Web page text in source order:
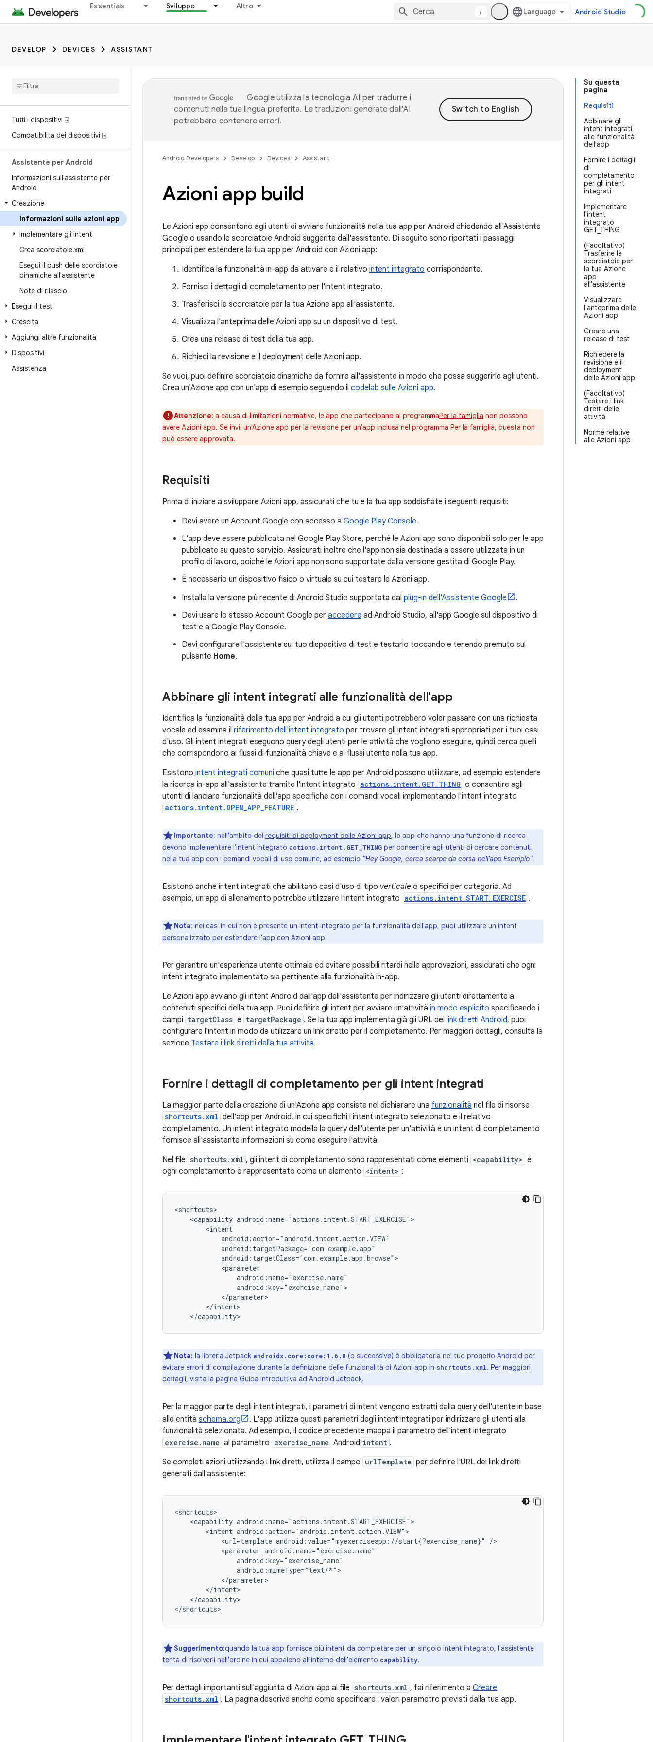
Essentials Sviluppo Altro
/ Android Studio
DEVELOP DEVICES ASSISTANT
Tutti i dispositivi ⍈
Compatibilità dei dispositivi ⍈
Assistente per Android
Informazioni sull'assistente per
Android
Creazione
Informazioni sulle azioni app
Implementare gli intent
Crea scorciatoie.xml
Esegui il push delle scorciatoie
dinamiche all'assistente
Note di rilascio
Esegui il test
Crescita
Aggiungi altre funzionalità
Dispositivi
Assistenza
Su questa
pagina
Requisiti
Abbinare gli
intent integrati
alle funzionalità
dell'app
Fornire i dettagli
di
completamento
per gli intent
integrati
Implementare
l'intent
integrato
GET_THING
(Facoltativo)
Trasferire le
scorciatoie per
la tua Azione
app
all'assistente
Visualizzare
l'anteprima delle
Azioni app
Creare una
release di test
Richiedere la
revisione e il
deployment
delle Azioni app
(Facoltativo)
Testare i link
diretti delle
attività
Norme relative
alle Azioni app
Google utilizza la tecnologia AI per tradurre i
contenuti nella tua lingua preferita. Le traduzioni generate dall'AI
potrebbero contenere errori.
Android Developers Develop Devices Assistant
Azioni app build
Le Azioni app consentono agli utenti di avviare funzionalità nella tua app per Android chiedendo all'Assistente
Google o usando le scorciatoie Android suggerite dall'assistente. Di seguito sono riportati i passaggi
principali per estendere la tua app per Android con Azioni app:
Identifica la funzionalità in-app da attivare e il relativo intent integrato corrispondente.
Fornisci i dettagli di completamento per l'intent integrato.
Trasferisci le scorciatoie per la tua Azione app all'assistente.
Visualizza l'anteprima delle Azioni app su un dispositivo di test.
Crea una release di test della tua app.
Richiedi la revisione e il deployment delle Azioni app.
Se vuoi, puoi definire scorciatoie dinamiche da fornire all'assistente in modo che possa suggerirle agli utenti.
Crea un'Azione app con un'app di esempio seguendo il codelab sulle Azioni app.
Attenzione: a causa di limitazioni normative, le app che partecipano al programmaPer la famiglia non possono
avere Azioni app. Se invii un'Azione app per la revisione per un'app inclusa nel programma Per la famiglia, questa non
può essere approvata.
Requisiti
Prima di iniziare a sviluppare Azioni app, assicurati che tu e la tua app soddisfiate i seguenti requisiti:
Devi avere un Account Google con accesso a Google Play Console.
L'app deve essere pubblicata nel Google Play Store, perché le Azioni app sono disponibili solo per le app
pubblicate su questo servizio. Assicurati inoltre che l'app non sia destinada a essere utilizzata in un
profilo di lavoro, poiché le Azioni app non sono supportate dalla versione gestita di Google Play.
È necessario un dispositivo fisico o virtuale su cui testare le Azioni app.
Installa la versione più recente di Android Studio supportata dal plug-in dell'Assistente Google
.
Devi usare lo stesso Account Google per accedere ad Android Studio, all'app Google sul dispositivo di
test e a Google Play Console.
Devi configurare l'assistente sul tuo dispositivo di test e testarlo toccando e tenendo premuto sul
pulsante Home.
Abbinare gli intent integrati alle funzionalità dell'app
Identifica la funzionalità della tua app per Android a cui gli utenti potrebbero voler passare con una richiesta
vocale ed esamina il riferimento dell'intent integrato per trovare gli intent integrati appropriati per i tuoi casi
d'uso. Gli intent integrati eseguono query degli utenti per le attività che vogliono eseguire, quindi cerca quelli
che corrispondono ai flussi di funzionalità chiave e ai flussi utente nella tua app.
Esistono intent integrati comuni che quasi tutte le app per Android possono utilizzare, ad esempio estendere
la ricerca in-app all'assistente tramite l'intent integrato actions.intent.GET_THING o consentire agli
utenti di lanciare funzionalità dell'app specifiche con i comandi vocali implementando l'intent integrato
actions.intent.OPEN_APP_FEATURE .
Importante: nell'ambito dei requisiti di deployment delle Azioni app, le app che hanno una funzione di ricerca
devono implementare l'intent integrato actions.intent.GET_THING per consentire agli utenti di cercare contenuti
nella tua app con i comandi vocali di uso comune, ad esempio "Hey Google, cerca scarpe da corsa nell'app Esempio".
Esistono anche intent integrati che abilitano casi d'uso di tipo verticale o specifici per categoria. Ad
esempio, un'app di allenamento potrebbe utilizzare l'intent integrato actions.intent.START_EXERCISE .
Nota: nei casi in cui non è presente un intent integrato per la funzionalità dell'app, puoi utilizzare un intent
personalizzato per estendere l'app con Azioni app.
Per garantire un'esperienza utente ottimale ed evitare possibili ritardi nelle approvazioni, assicurati che ogni
intent integrato implementato sia pertinente alla funzionalità in-app.
Le Azioni app avviano gli intent Android dall'app dell'assistente per indirizzare gli utenti direttamente a
contenuti specifici della tua app. Puoi definire gli intent per avviare un'attività in modo esplicito specificando i
campi targetClass e targetPackage . Se la tua app implementa già gli URL dei link diretti Android, puoi
configurare l'intent in modo da utilizzare un link diretto per il completamento. Per maggiori dettagli, consulta la
sezione Testare i link diretti della tua attività.
Fornire i dettagli di completamento per gli intent integrati
La maggior parte della creazione di un'Azione app consiste nel dichiarare una funzionalità nel file di risorse
shortcuts.xml dell'app per Android, in cui specifichi l'intent integrato selezionato e il relativo
completamento. Un intent integrato modella la query dell'utente per un'attività e un intent di completamento
fornisce all'assistente informazioni su come eseguire l'attività.
Nel file shortcuts.xml , gli intent di completamento sono rappresentati come elementi <capability> e
ogni completamento è rappresentato come un elemento <intent> :
<capability
Nota: la libreria Jetpack androidx.core:core:1.6.0 (o successive) è obbligatoria nel tuo progetto Android per
evitare errori di compilazione durante la definizione delle funzionalità di Azioni app in shortcuts.xml. Per maggiori
dettagli, visita la pagina Guida introduttiva ad Android Jetpack.
Per la maggior parte degli intent integrati, i parametri di intent vengono estratti dalla query dell'utente in base
alle entità schema.org
. L'app utilizza questi parametri degli intent integrati per indirizzare gli utenti alla
funzionalità selezionata. Ad esempio, il codice precedente mappa il parametro dell'intent integrato
exercise.name al parametro exercise_name Android intent .
Se completi azioni utilizzando i link diretti, utilizza il campo urlTemplate per definire l'URL dei link diretti
generati dall'assistente:
<capability
<intent
<url-template android:value="myexerciseapp://start{?exercise_name}"
<parameter
</capability>
Suggerimento:quando la tua app fornisce più intent da completare per un singolo intent integrato, l'assistente
tenta di risolverli nell'ordine in cui appaiono all'interno dell'elemento capability.
Per dettagli importanti sull'aggiunta di Azioni app al file shortcuts.xml , fai riferimento a Creare
shortcuts.xml . La pagina descrive anche come specificare i valori parametro previsti dalla tua app.